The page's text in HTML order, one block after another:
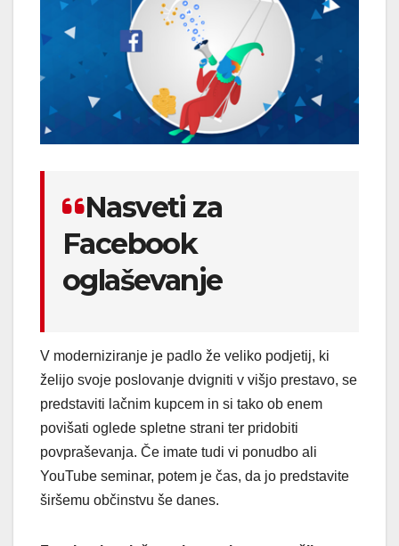
Nasveti za
Facebook
oglaševanje
V moderniziranje je padlo že veliko podjetij, ki
želijo svoje poslovanje dvigniti v višjo prestavo, se
predstaviti lačnim kupcem in si tako ob enem
povišati oglede spletne strani ter pridobiti
povpraševanja. Če imate tudi vi ponudbo ali
YouTube seminar, potem je čas, da jo predstavite
širšemu občinstvu še danes.